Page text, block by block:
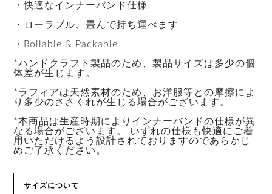
・快適なインナーバンド仕様
・ローラブル、畳んで持ち運べます
・Rollable & Packable
*ハンドクラフト製品のため、製品サイズは多少の個
体差が生じます。
*ラフィアは天然素材のため、お洋服等との摩擦によ
り多少のささくれが生じる場合がございます。
*本商品は生産時期によりインナーバンドの仕様が異
なる場合がございます。 いずれの仕様も快適にご着
用いただけるよう設計されておりますのであらかじ
めご了承ください。
サイズについて